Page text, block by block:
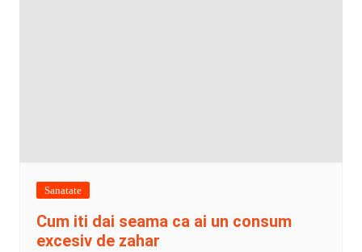
Sanatate
Cum iti dai seama ca ai un consum
excesiv de zahar